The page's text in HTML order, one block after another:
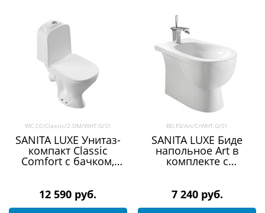
WC.CC/Classic/2-DM/WHT.G/S1
SANITA LUXE Унитаз-
компакт Classic
Comfort с бачком,
(WC.CC/Classic/2-
DM/WHT.G/S1)
12 590 руб.
BD.FS/Art/C/WHT.G/S1
SANITA LUXE Биде
напольное Art в
комплекте с
7 240 руб.